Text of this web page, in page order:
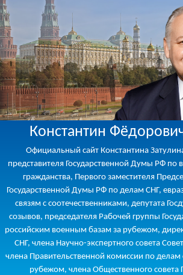
Константин
Официальный сайт Константина
представителя Государственной Думы РФ по
гражданства, Первого заместителя
Государственной Думы РФ по делам СНГ,
связям с соотечественниками, депутата
созывов, председателя Рабочей группы
российским военным базам за рубежом,
СНГ, члена Научно-экспертного совета
члена Правительственной комиссии по делам
рубежом, члена Общественного совета